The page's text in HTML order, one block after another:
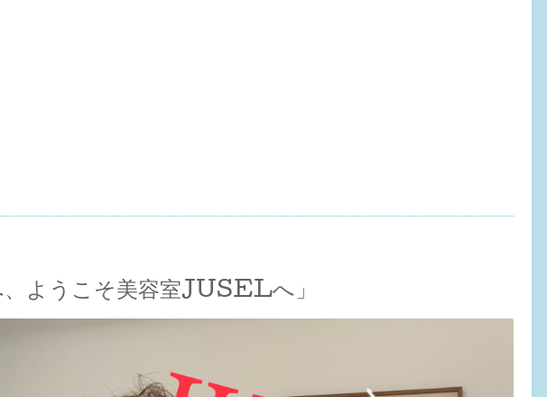
、ようこそ美容室JUSELへ」